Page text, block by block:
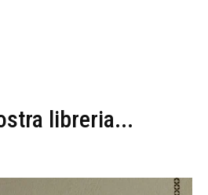
libreria...